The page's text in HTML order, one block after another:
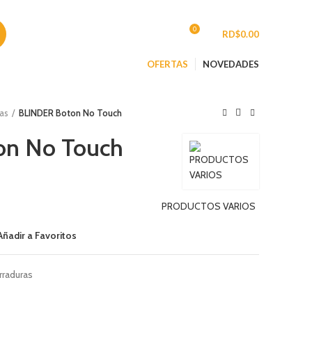
0 RD$0.00
OFERTAS NOVEDADES
BLINDER Boton No Touch
No Touch
PRODUCTOS VARIOS
a Favoritos